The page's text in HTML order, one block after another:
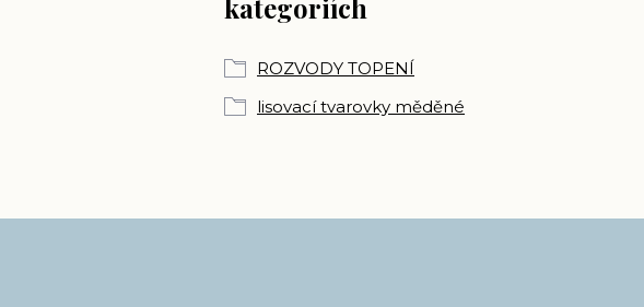
kategoriích
ROZVODY TOPENÍ
lisovací tvarovky měděné